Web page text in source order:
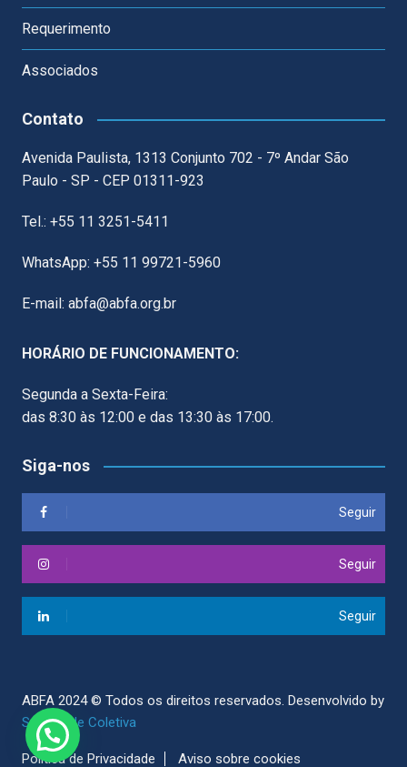
Requerimento
Associados
Contato
Avenida Paulista, 1313 Conjunto 702 - 7º Andar São
Paulo - SP - CEP 01311-923
Tel.: +55 11 3251-5411
WhatsApp: +55 11 99721-5960
E-mail: abfa@abfa.org.br
HORÁRIO DE FUNCIONAMENTO:
Segunda a Sexta-Feira:
das 8:30 às 12:00 e das 13:30 às 17:00.
Siga-nos
Seguir
Seguir
Seguir
ABFA 2024 © Todos os direitos reservados. Desenvolvido by
Sociedade Coletiva
Politica de Privacidade Aviso sobre cookies